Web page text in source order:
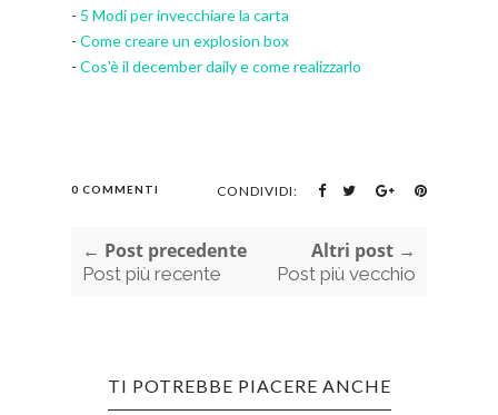
- 5 Modi per invecchiare la carta
- Come creare un explosion box
- Cos'è il december daily e come realizzarlo
0 COMMENTI CONDIVIDI:
← Post precedente
Post più recente
Altri post →
Post più vecchio
TI POTREBBE PIACERE ANCHE